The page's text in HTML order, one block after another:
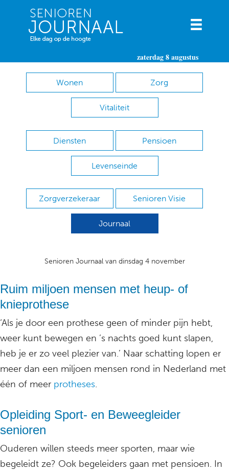
zaterdag 8 augustus
Wonen Zorg
Vitaliteit
Diensten Pensioen
Levenseinde
Zorgverzekeraar Senioren Visie
Journaal
Senioren Journaal van dinsdag 4 november
Ruim miljoen mensen met heup- of
knieprothese
‘Als je door een prothese geen of minder pijn hebt,
weer kunt bewegen en ’s nachts goed kunt slapen,
heb je er zo veel plezier van.’ Naar schatting lopen er
meer dan een miljoen mensen rond in Nederland met
één of meer protheses.
Opleiding Sport- en Beweegleider
senioren
Ouderen willen steeds meer sporten, maar wie
begeleidt ze? Ook begeleiders gaan met pensioen. In